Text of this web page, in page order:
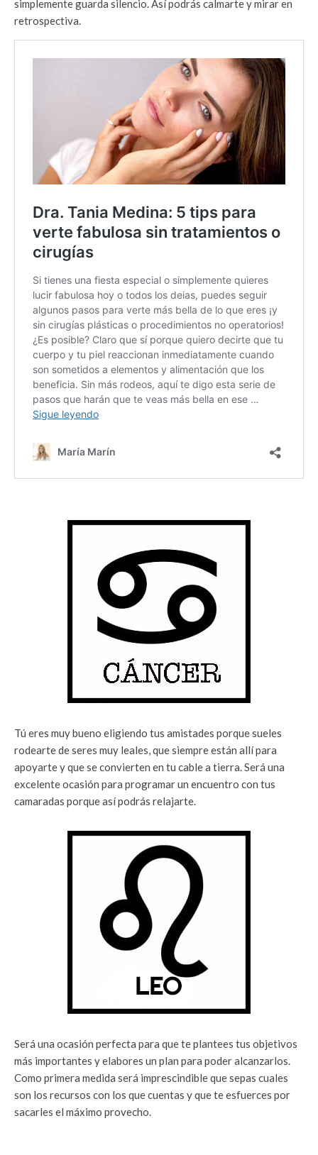
simplemente guarda silencio. Así podrás calmarte y mirar en
retrospectiva.
Tú eres muy bueno eligiendo tus amistades porque sueles
rodearte de seres muy leales, que siempre están allí para
apoyarte y que se convierten en tu cable a tierra. Será una
excelente ocasión para programar un encuentro con tus
camaradas porque así podrás relajarte.
Será una ocasión perfecta para que te plantees tus objetivos
más importantes y elabores un plan para poder alcanzarlos.
Como primera medida será imprescindible que sepas cuales
son los recursos con los que cuentas y que te esfuerces por
sacarles el máximo provecho.